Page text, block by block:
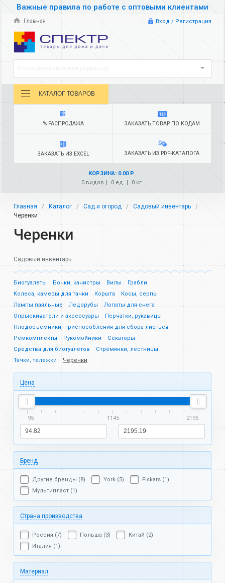
Важные правила по работе с оптовыми клиентами
Главная Вход / Регистрация
КАТАЛОГ ТОВАРОВ
% РАСПРОДАЖА ЗАКАЗАТЬ ТОВАР ПО КОДАМ
ЗАКАЗАТЬ ИЗ EXCEL ЗАКАЗАТЬ ИЗ PDF-КАТАЛОГА
КОРЗИНА: 0.00 Р.
0 видов
0 ед. 0 кг.
Главная Каталог Сад и огород
Садовый инвентарь
Черенки
Черенки
Садовый инвентарь
Биотуалеты Бочки, канистры Вилы
Грабли
Колеса, камеры для тачки
Корыта
Косы, серпы
Лампы паяльные
Ледорубы
Лопаты для снега
Опрыскиватели и аксессуары
Перчатки, рукавицы
Плодосъемники, приспособления для сбора листьев
Ремкомплекты
Рукомойники
Секаторы
Средства для биотуалетов
Стремянки, лестницы
Тачки, тележки
Черенки
Цена
95 1145 2195
Бренд
Другие бренды (8) York (5)
Fiskars (1)
Мультипласт (1)
Страна производства
Россия (7) Польша (3)
Китай (2)
Италия (1)
Материал